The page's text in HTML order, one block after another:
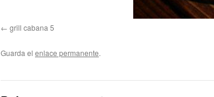
grill cabana 5
Guarda el enlace permanente.